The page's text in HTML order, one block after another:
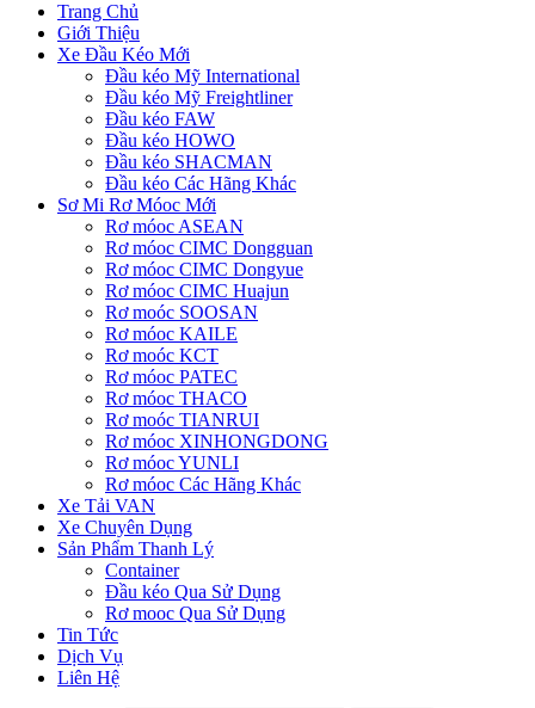
Trang Chủ
Giới Thiệu
Xe Đầu Kéo Mới
Đầu kéo Mỹ International
Đầu kéo Mỹ Freightliner
Đầu kéo FAW
Đầu kéo HOWO
Đầu kéo SHACMAN
Đầu kéo Các Hãng Khác
Sơ Mi Rơ Móoc Mới
Rơ móoc ASEAN
Rơ móoc CIMC Dongguan
Rơ móoc CIMC Dongyue
Rơ móoc CIMC Huajun
Rơ moóc SOOSAN
Rơ móoc KAILE
Rơ moóc KCT
Rơ móoc PATEC
Rơ móoc THACO
Rơ moóc TIANRUI
Rơ móoc XINHONGDONG
Rơ móoc YUNLI
Rơ móoc Các Hãng Khác
Xe Tải VAN
Xe Chuyên Dụng
Sản Phẩm Thanh Lý
Container
Đầu kéo Qua Sử Dụng
Rơ mooc Qua Sử Dụng
Tin Tức
Dịch Vụ
Liên Hệ